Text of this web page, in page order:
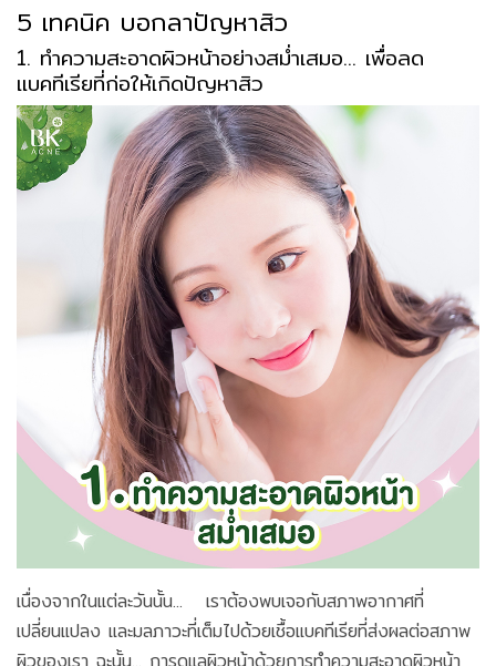
5 เทคนิค บอกลาปัญหาสิว
1. ทำความสะอาดผิวหน้าอย่างสม่ำเสมอ... เพื่อลด
แบคทีเรียที่ก่อให้เกิดปัญหาสิว
เนื่องจากในแต่ละวันนั้น... เราต้องพบเจอกับสภาพอากาศที่
เปลี่ยนแปลง และมลภาวะที่เต็มไปด้วยเชื้อแบคทีเรียที่ส่งผลต่อสภาพ